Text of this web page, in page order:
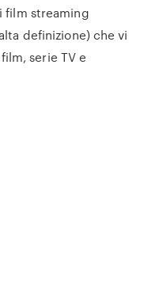
film streaming
definizione) che vi
serie TV e